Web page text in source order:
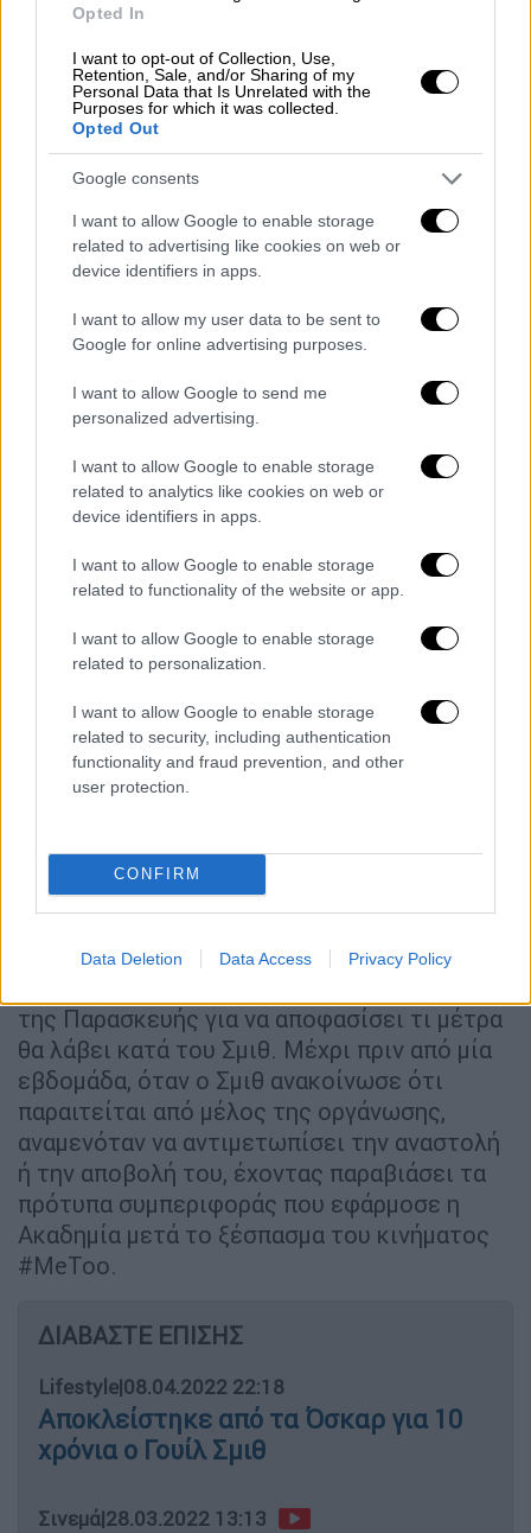
Opted In
I want to opt-out of Collection, Use,
Retention, Sale, and/or Sharing of my
Personal Data that Is Unrelated with the
Purposes for which it was collected.
Opted Out
Google consents
I want to allow Google to enable storage
related to advertising like cookies on web or
device identifiers in apps.
I want to allow my user data to be sent to
Google for online advertising purposes.
I want to allow Google to send me
personalized advertising.
I want to allow Google to enable storage
related to analytics like cookies on web or
device identifiers in apps.
I want to allow Google to enable storage
related to functionality of the website or app.
I want to allow Google to enable storage
related to personalization.
I want to allow Google to enable storage
related to security, including authentication
functionality and fraud prevention, and other
user protection.
CONFIRM
Data Deletion Data Access Privacy Policy
View this post on Instagram
Γουίλ Σμιθ: Αποκλεισμός για 10 χρόνια
Κρις Ροκ
Γουίλ
στον Κρις Ροκ, κατά τη διάρκεια
της 94ης τελετής απονομής των
Τεχνών και Επιστημών αποφάσισε ότι ο
νικητής του Όσκαρ Ά Αντρικού
Ρόλου απαγορεύεται να επιστρέψει σε
απονομή των βραβείων ή να παρευρεθεί σε
άλλες εκδηλώσεις της Ακαδημίας για τα
επόμενα 10 χρόνια.
Παραβίασε τα πρότυπα
Ο Σμιθ θα κρατήσει το Όσκαρ που κέρδισε
και παραμένει επιλέξιμος για μελλοντικές
54μελές διοικητικό συμβούλιο της
της Παρασκευής για να αποφασίσει τι μέτρα
θα λάβει κατά του Σμιθ. Μέχρι πριν από μία
εβδομάδα, όταν ο Σμιθ ανακοίνωσε ότι
παραιτείται από μέλος της οργάνωσης,
αναμενόταν να αντιμετωπίσει την αναστολή
ή την αποβολή του, έχοντας παραβιάσει τα
πρότυπα συμπεριφοράς που εφάρμοσε η
Ακαδημία μετά το ξέσπασμα του κινήματος
#MeToo.
ΔΙΑΒΑΣΤΕ ΕΠΙΣΗΣ
Lifestyle|08.04.2022 22:18
Αποκλείστηκε από τα Όσκαρ για 10
χρόνια ο Γουίλ Σμιθ
Σινεμά|28.03.2022 13:13